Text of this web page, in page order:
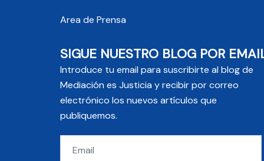
Area de Prensa
SIGUE NUESTRO BLOG POR
Introduce tu email para suscribirte al blog de
Mediación es Justicia y recibir por correo
electrónico los nuevos artículos que
publiquemos.